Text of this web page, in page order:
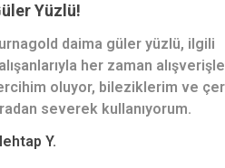
Yüzlü!
daima güler yüzlü, ilgili
her zaman
oluyor, bileziklerim ve
severek kullanıyorum.
Y.